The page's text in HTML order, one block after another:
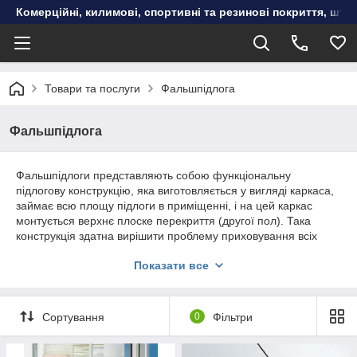
Комерційні, килимові, спортивні та резинові покриття,
Товари та послуги Фальшпідлога
Фальшпідлога
Фальшпідлоги представляють собою функціональну
підлогову конструкцію, яка виготовляється у вигляді каркаса,
займає всю площу підлоги в приміщенні, і на цей каркас
монтується верхнє плоске перекриття (другої пол). Така
конструкція здатна вирішити проблему приховування всіх
електромереж, водопостачання, каналізації, повітропроводів)
Фальшпідлога вирішує серйозні завдання великих міст, а
саме: дає можливість економити простір в різних за
розмірами приміщеннях. Пристрій фальшпола повинно
відповідати дуже високої міцності і надійності, так як має
Показати все
Сортування 0 Фільтри